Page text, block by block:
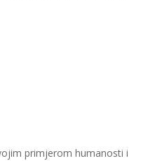
primjerom humanosti i